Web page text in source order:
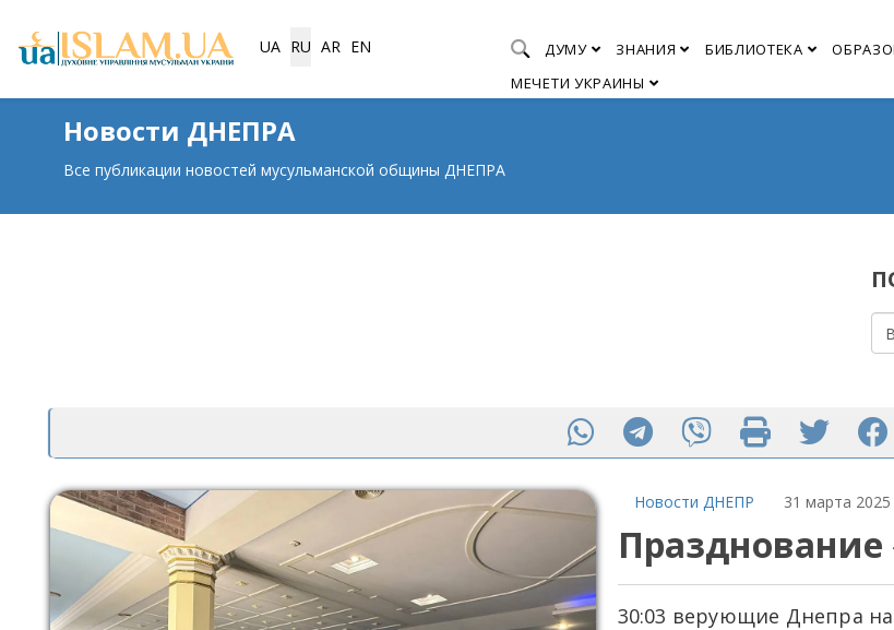
Выберите язык
UA RU AR EN ДУМУ ЗНАНИЯ БИБЛИОТЕКА
МЕЧЕТИ УКРАИНЫ
Новости ДНЕПРА
Все публикации новостей мусульманской общины ДНЕПРА
Новости ДНЕПР 31 марта 2025
30:03 верующие Днепра